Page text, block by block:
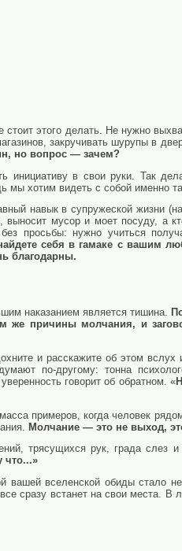
этого делать. Не нужно
закручивать шурупы в
но вопрос — зачем?
в свои руки. Так
хотим видеть с собой именно
навык в супружеской жизни
мусор и моет посуду, а
просьбы: нужно учиться
себя в гамаке с вашим
благодарны.
наказанием является тишина.
же причины молчания, и
и расскажите об этом вслух
по-другому: тонна
говорит об обратном. «
примеров, когда человек
Молчание — это не выход,
трясущихся рук, града слез и
что...»
вашей вселенской обиды стало
сразу встанет на свои места. В